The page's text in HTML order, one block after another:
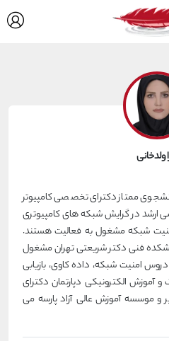
ولدخانی
ممتاز دکترای تخصصی کامپیوتر
ارشد در گرایش شبکه های کامپیوتری
شبکه مشغول به فعالیت هستند.
فنی دکتر شریعتی تهران مشغول
امنیت شبکه، داده کاوی، بازیابی
و آموزش الکترونیکی دپارتمان دکترای
و موسسه آموزش عالی آزاد پارسه می